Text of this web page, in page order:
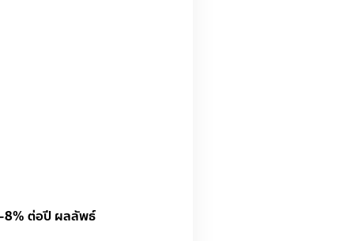
8% ต่อปี ผลลัพธ์